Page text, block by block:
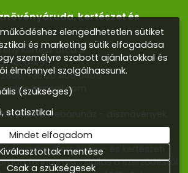
kertészet és
Kertész utca 5.
400 455
,+36 20 405 0405
webáruház - dísznövények,
tó, öntözőrendszerek
dísznövény- és kertészeti
jog fenntartva. Elállás a szerződéstől
elengedhetetlen sütiket
és marketing sütik elfogadása
személyre szabott ajánlatokkal és
élménnyel szolgálhassunk.
(szükséges)
statisztikai
Mindet elfogadom
mentése
Csak a szükségesek